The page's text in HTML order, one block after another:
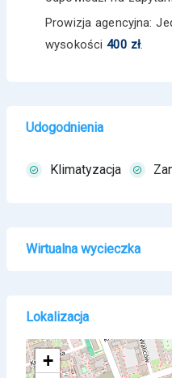
Prowizja agencyjna:
wysokości400 zł.
Udogodnienia
Klimatyzacja
Wirtualna wycieczka
Lokalizacja
+